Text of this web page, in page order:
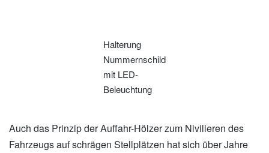
Halterung
Nummernschild
mit LED-
Beleuchtung
Auch das Prinzip der Auffahr-Hölzer zum Nivilieren des
Fahrzeugs auf schrägen Stellplätzen hat sich über Jahre